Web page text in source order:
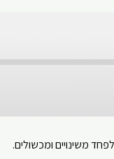
משינויים ומכשולים.